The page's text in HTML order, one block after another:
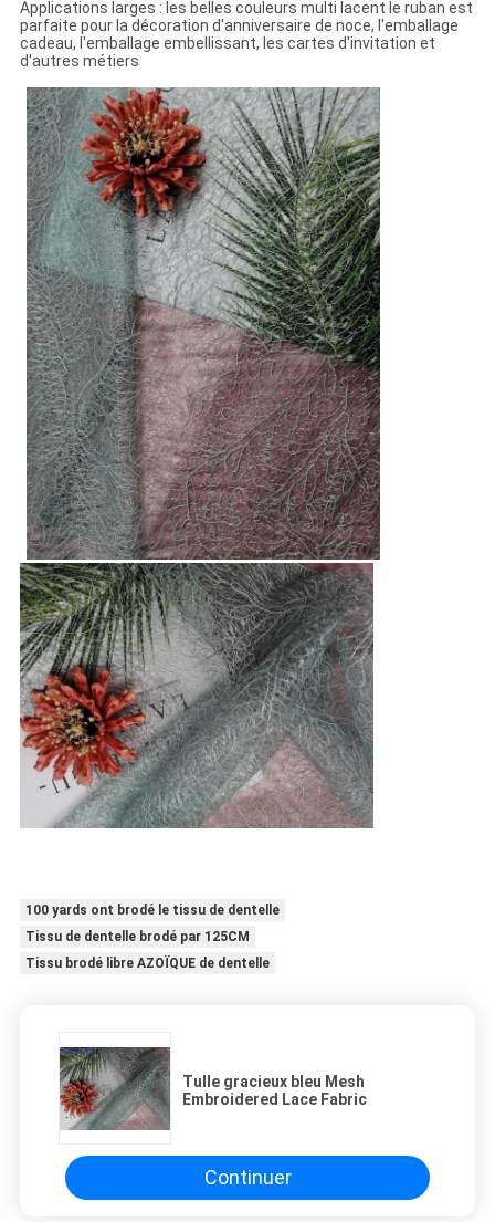
Applications larges : les belles couleurs multi lacent le ruban est
parfaite pour la décoration d'anniversaire de noce, l'emballage
cadeau, l'emballage embellissant, les cartes d'invitation et
d'autres métiers
100 yards ont brodé le tissu de dentelle
Tissu de dentelle brodé par 125CM
Tissu brodé libre AZOÏQUE de dentelle
Tulle gracieux bleu Mesh
Embroidered Lace Fabric
Continuer